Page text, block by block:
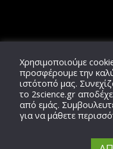
Χρησιμοποιούμε
προσφέρουμε την
ιστότοπό μας.
το 2science.gr
από εμάς.
για να μάθετε